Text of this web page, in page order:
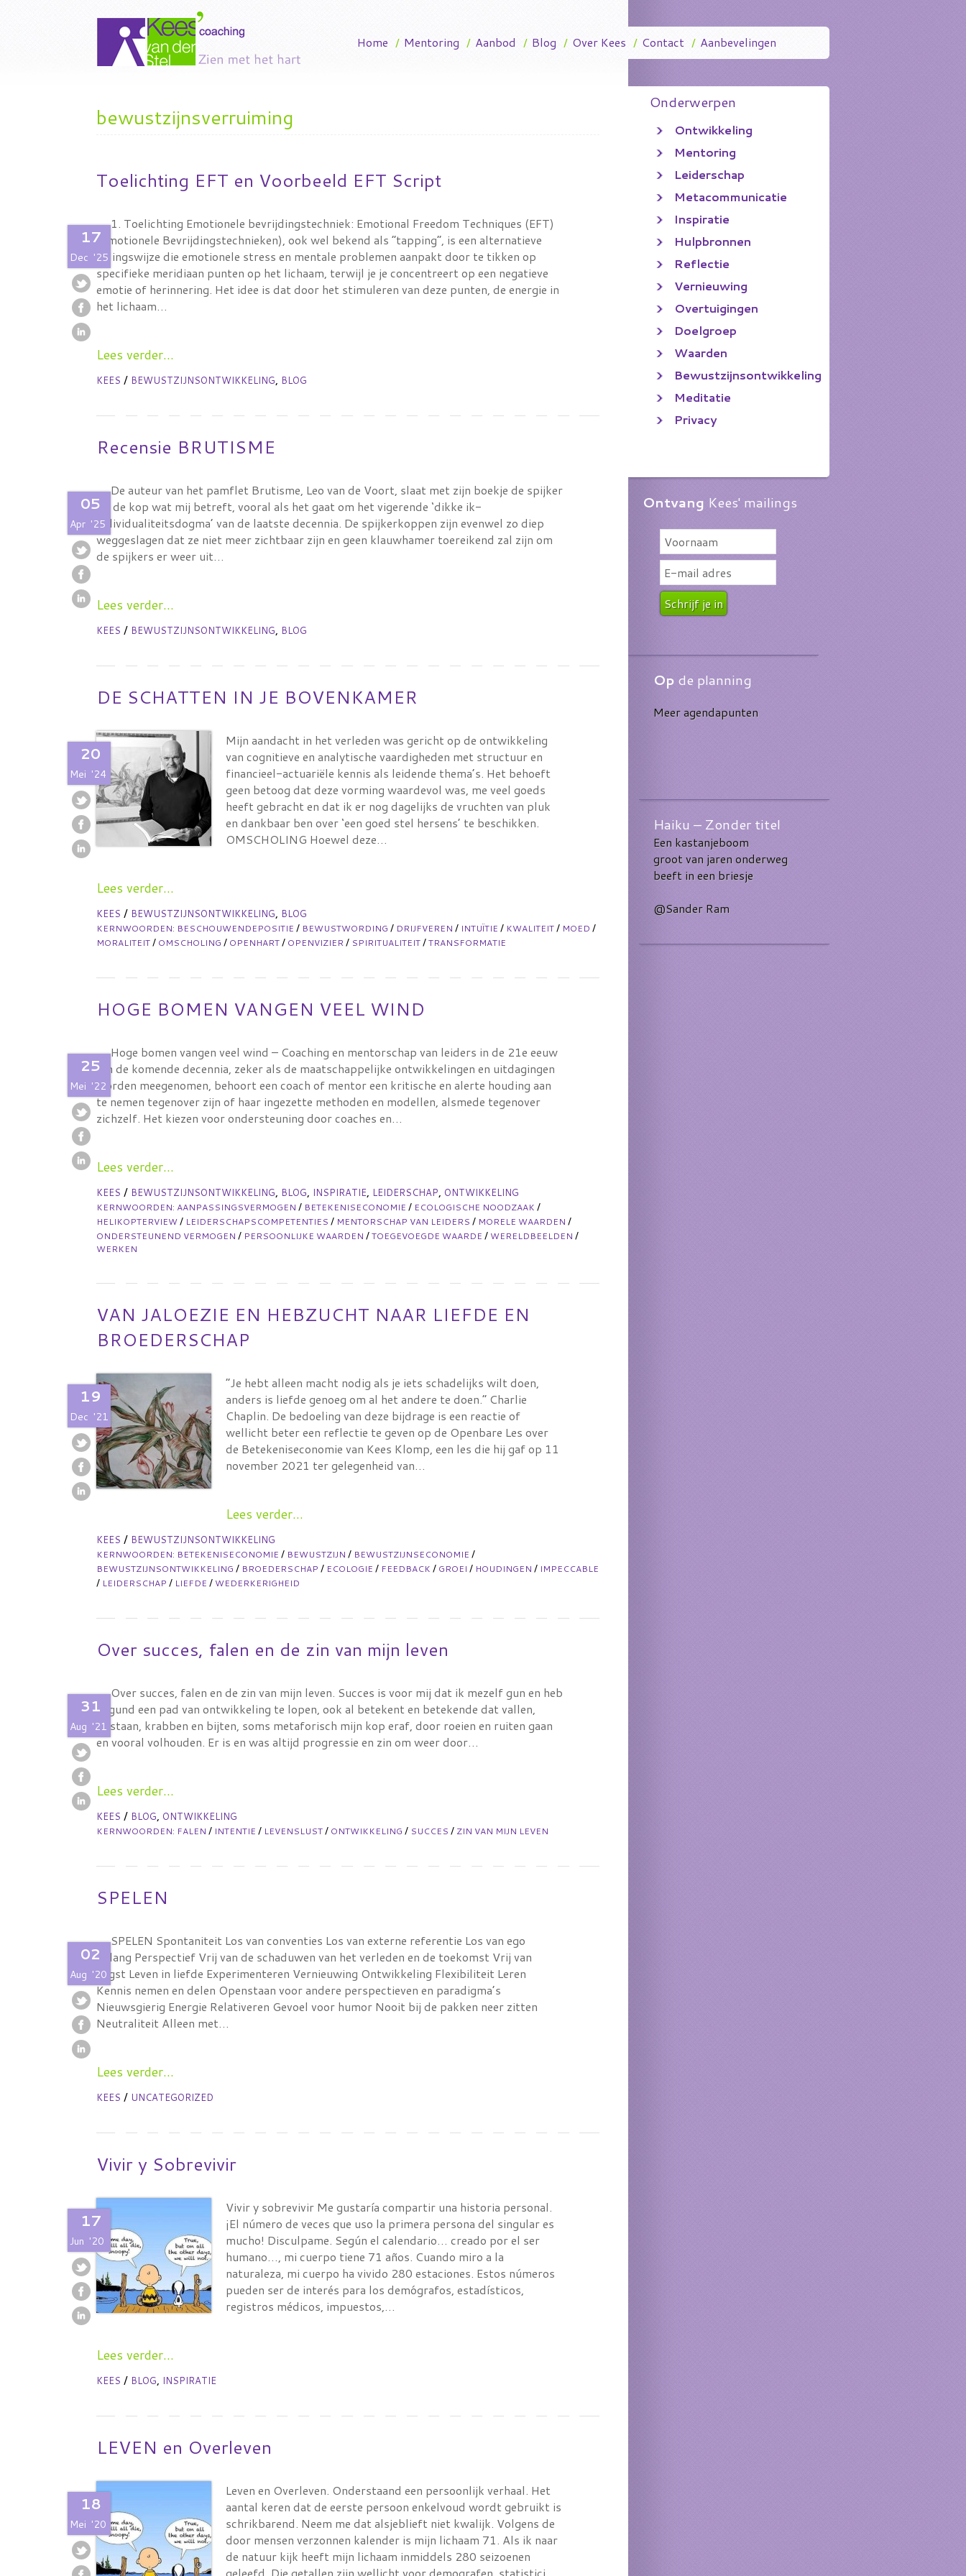
Onderwerpen
Ontwikkeling
Mentoring
Leiderschap
Metacommunicatie
Inspiratie
Hulpbronnen
Reflectie
Vernieuwing
Overtuigingen
Doelgroep
Waarden
Bewustzijnsontwikkeling
Meditatie
Privacy
Ontvang Kees' mailings
Opde planning
Meer agendapunten
Haiku – Zonder titel
Een kastanjeboom
groot van jaren onderweg
beeft in een briesje
@Sander Ram
Home / Mentoring / Aanbod / Blog / Over Kees / Contact / Aanbevelingen
bewustzijnsverruiming
Toelichting EFT en Voorbeeld EFT Script
17
Dec '25
1. Toelichting Emotionele bevrijdingstechniek: Emotional Freedom Techniques (EFT)
(Emotionele Bevrijdingstechnieken), ook wel bekend als “tapping”, is een alternatieve
helingswijze die emotionele stress en mentale problemen aanpakt door te tikken op
specifieke meridiaan punten op het lichaam, terwijl je je concentreert op een negatieve
emotie of herinnering. Het idee is dat door het stimuleren van deze punten, de energie in
het lichaam…
Lees verder...
KEES/ BEWUSTZIJNSONTWIKKELING, BLOG
Recensie BRUTISME
05
Apr '25
De auteur van het pamflet Brutisme, Leo van de Voort, slaat met zijn boekje de spijker
op de kop wat mij betreft, vooral als het gaat om het vigerende ‘dikke ik-
individualiteitsdogma’ van de laatste decennia. De spijkerkoppen zijn evenwel zo diep
weggeslagen dat ze niet meer zichtbaar zijn en geen klauwhamer toereikend zal zijn om
de spijkers er weer uit…
Lees verder...
KEES/ BEWUSTZIJNSONTWIKKELING, BLOG
DE SCHATTEN IN JE BOVENKAMER
20
Mei '24
Mijn aandacht in het verleden was gericht op de ontwikkeling
van cognitieve en analytische vaardigheden met structuur en
financieel-actuariële kennis als leidende thema’s. Het behoeft
geen betoog dat deze vorming waardevol was, me veel goeds
heeft gebracht en dat ik er nog dagelijks de vruchten van pluk
en dankbaar ben over ‘een goed stel hersens’ te beschikken.
OMSCHOLING Hoewel deze…
Lees verder...
KEES/ BEWUSTZIJNSONTWIKKELING, BLOG
KERNWOORDEN: BESCHOUWENDEPOSITIE / BEWUSTWORDING / DRIJFVEREN / INTUÏTIE / KWALITEIT / MOED /
MORALITEIT / OMSCHOLING / OPENHART / OPENVIZIER / SPIRITUALITEIT / TRANSFORMATIE
HOGE BOMEN VANGEN VEEL WIND
25
Mei '22
Hoge bomen vangen veel wind – Coaching en mentorschap van leiders in de 21e eeuw
In de komende decennia, zeker als de maatschappelijke ontwikkelingen en uitdagingen
worden meegenomen, behoort een coach of mentor een kritische en alerte houding aan
te nemen tegenover zijn of haar ingezette methoden en modellen, alsmede tegenover
zichzelf. Het kiezen voor ondersteuning door coaches en…
Lees verder...
KEES/ BEWUSTZIJNSONTWIKKELING, BLOG, INSPIRATIE, LEIDERSCHAP, ONTWIKKELING
KERNWOORDEN: AANPASSINGSVERMOGEN / BETEKENISECONOMIE / ECOLOGISCHE NOODZAAK /
HELIKOPTERVIEW / LEIDERSCHAPSCOMPETENTIES / MENTORSCHAP VAN LEIDERS / MORELE WAARDEN /
ONDERSTEUNEND VERMOGEN / PERSOONLIJKE WAARDEN / TOEGEVOEGDE WAARDE / WERELDBEELDEN /
WERKEN
VAN JALOEZIE EN HEBZUCHT NAAR LIEFDE EN
BROEDERSCHAP
19
Dec '21
“Je hebt alleen macht nodig als je iets schadelijks wilt doen,
anders is liefde genoeg om al het andere te doen.” Charlie
Chaplin. De bedoeling van deze bijdrage is een reactie of
wellicht beter een reflectie te geven op de Openbare Les over
de Betekeniseconomie van Kees Klomp, een les die hij gaf op 11
november 2021 ter gelegenheid van…
Lees verder...
KEES/ BEWUSTZIJNSONTWIKKELING
KERNWOORDEN: BETEKENISECONOMIE / BEWUSTZIJN / BEWUSTZIJNSECONOMIE /
BEWUSTZIJNSONTWIKKELING / BROEDERSCHAP / ECOLOGIE / FEEDBACK / GROEI / HOUDINGEN / IMPECCABLE
/ LEIDERSCHAP / LIEFDE / WEDERKERIGHEID
Over succes, falen en de zin van mijn leven
31
Aug '21
Over succes, falen en de zin van mijn leven. Succes is voor mij dat ik mezelf gun en heb
gegund een pad van ontwikkeling te lopen, ook al betekent en betekende dat vallen,
opstaan, krabben en bijten, soms metaforisch mijn kop eraf, door roeien en ruiten gaan
en vooral volhouden. Er is en was altijd progressie en zin om weer door…
Lees verder...
KEES/ BLOG, ONTWIKKELING
KERNWOORDEN: FALEN / INTENTIE / LEVENSLUST / ONTWIKKELING / SUCCES / ZIN VAN MIJN LEVEN
SPELEN
02
Aug '20
SPELEN Spontaniteit Los van conventies Los van externe referentie Los van ego
belang Perspectief Vrij van de schaduwen van het verleden en de toekomst Vrij van
angst Leven in liefde Experimenteren Vernieuwing Ontwikkeling Flexibiliteit Leren
Kennis nemen en delen Openstaan voor andere perspectieven en paradigma’s
Nieuwsgierig Energie Relativeren Gevoel voor humor Nooit bij de pakken neer zitten
Neutraliteit Alleen met…
Lees verder...
KEES/ UNCATEGORIZED
Vivir y Sobrevivir
17
Jun '20
Vivir y sobrevivir Me gustaría compartir una historia personal.
¡El número de veces que uso la primera persona del singular es
mucho! Disculpame. Según el calendario… creado por el ser
humano…, mi cuerpo tiene 71 años. Cuando miro a la
naturaleza, mi cuerpo ha vivido 280 estaciones. Estos números
pueden ser de interés para los demógrafos, estadísticos,
registros médicos, impuestos,…
Lees verder...
KEES/ BLOG, INSPIRATIE
LEVEN en Overleven
18
Mei '20
Leven en Overleven. Onderstaand een persoonlijk verhaal. Het
aantal keren dat de eerste persoon enkelvoud wordt gebruikt is
schrikbarend. Neem me dat alsjeblieft niet kwalijk. Volgens de
door mensen verzonnen kalender is mijn lichaam 71. Als ik naar
de natuur kijk heeft mijn lichaam inmiddels 280 seizoenen